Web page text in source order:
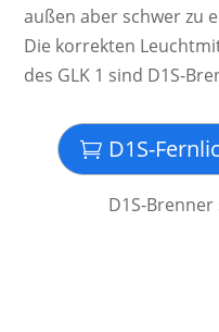
außen aber schwer zu
Die kor­rek­ten
des GLK 1 sind D1S-
D1S-
D1S-